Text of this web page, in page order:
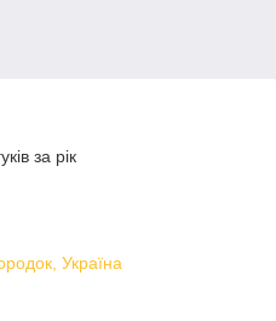
за рік
Україна